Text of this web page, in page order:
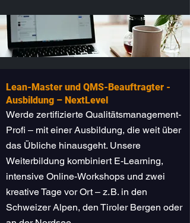
Lean-Master und QMS-Beauftragter -
Ausbildung – NextLevel
Werde zertifizierte Qualitätsmanagement-
Profi – mit einer Ausbildung, die weit über
das Übliche hinausgeht. Unsere
Weiterbildung kombiniert E-Learning,
intensive Online-Workshops und zwei
kreative Tage vor Ort – z. B. in den
Schweizer Alpen, den Tiroler Bergen oder